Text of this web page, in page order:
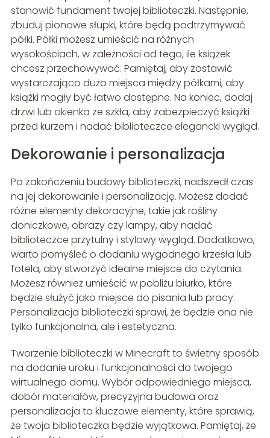
stanowić fundament twojej biblioteczki. Następnie,
zbuduj pionowe słupki, które będą podtrzymywać
półki. Półki możesz umieścić na różnych
wysokościach, w zależności od tego, ile książek
chcesz przechowywać. Pamiętaj, aby zostawić
wystarczająco dużo miejsca między półkami, aby
książki mogły być łatwo dostępne. Na koniec, dodaj
drzwi lub okienka ze szkła, aby zabezpieczyć książki
przed kurzem i nadać biblioteczce elegancki wygląd.
Dekorowanie i personalizacja
Po zakończeniu budowy biblioteczki, nadszedł czas
na jej dekorowanie i personalizację. Możesz dodać
różne elementy dekoracyjne, takie jak rośliny
doniczkowe, obrazy czy lampy, aby nadać
biblioteczce przytulny i stylowy wygląd. Dodatkowo,
warto pomyśleć o dodaniu wygodnego krzesła lub
fotela, aby stworzyć idealne miejsce do czytania.
Możesz również umieścić w pobliżu biurko, które
będzie służyć jako miejsce do pisania lub pracy.
Personalizacja biblioteczki sprawi, że będzie ona nie
tylko funkcjonalna, ale i estetyczna.
Tworzenie biblioteczki w Minecraft to świetny sposób
na dodanie uroku i funkcjonalności do twojego
wirtualnego domu. Wybór odpowiedniego miejsca,
dobór materiałów, precyzyjna budowa oraz
personalizacja to kluczowe elementy, które sprawią,
że twoja biblioteczka będzie wyjątkowa. Pamiętaj, że